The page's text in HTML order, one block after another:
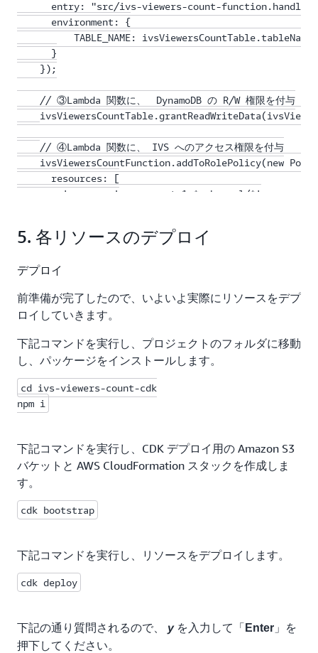
entry: "src/ivs-viewers-count-
      environment: {
          TABLE_NAME: ivsViewersCountTable.tableName
      }
    });
    // ③Lambda 関数に、　DynamoDB の R/W 権限を付与
    // ④Lambda 関数に、 IVS へのアクセス権限を付与
ivsViewersCountFunction.addToRolePolicy(new
      resources: [
        'arn:aws:ivs:us-east-1:*:channel/*'
        'ivs:ListChannels',
        'ivs:PutMetadata'
    }));
    new Rule(this, "ivsViewersCountRule", {
      schedule: Schedule.rate(Duration.minutes(1)),
      targets: [
        new LambdaFunction(ivsViewersCountFunction)
      ]
  }
①で、視聴者数保存用の DynamoDB テーブルを作成
います。
保存するためのフィールド、channelを指定
5. 各リソースのデプロイ
デプロイ
前準備が完了したので、いよいよ実際にリソースをデプ
ロイしていきます。
下記コマンドを実行し、プロジェクトのフォルダに移動
し、パッケージをインストールします。
cd ivs-viewers-count-cdk
npm i
下記コマンドを実行し、CDK デプロイ用の Amazon S3
バケットと AWS CloudFormation スタックを作成しま
す。
cdk bootstrap
下記コマンドを実行し、リソースをデプロイします。
cdk deploy
下記の通り質問されるので、 yを入力して「 Enter 」を
押下してください。